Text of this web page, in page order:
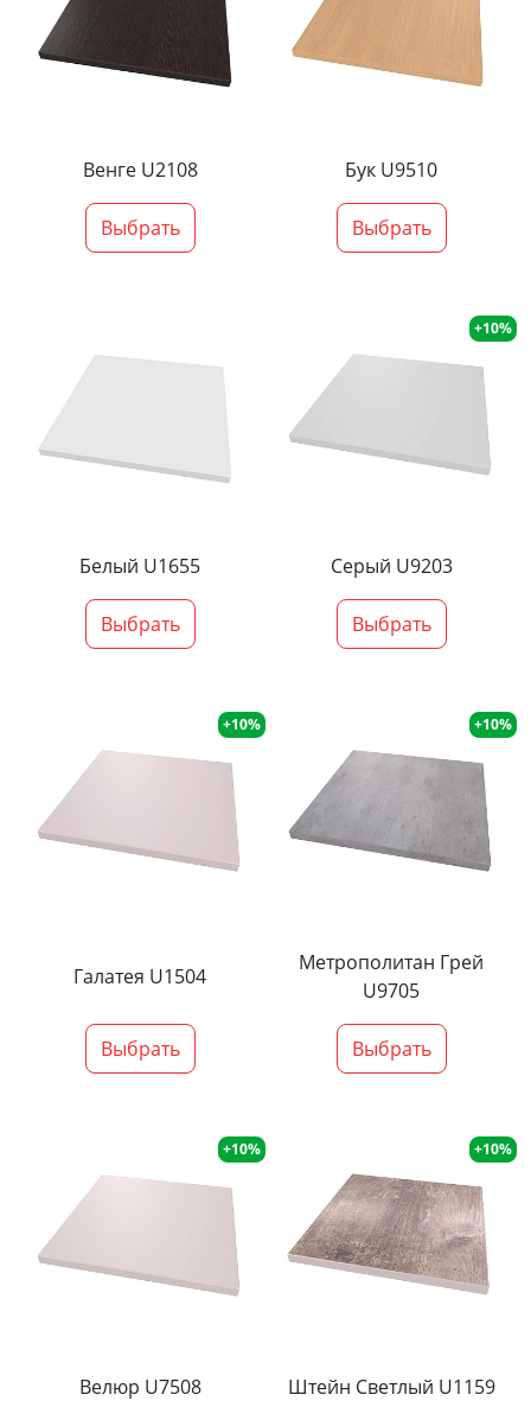
Венге U2108
Выбрать
Бук U9510
Выбрать
Белый U1655
Выбрать
+10%
Серый U9203
Выбрать
+10%
Галатея U1504
Выбрать
+10%
Метрополитан Грей
U9705
Выбрать
+10%
Велюр U7508
+10%
Штейн Светлый U1159